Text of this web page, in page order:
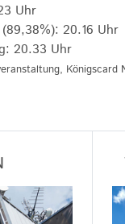
Uhr
20.16 Uhr
20.33 Uhr
Königscard